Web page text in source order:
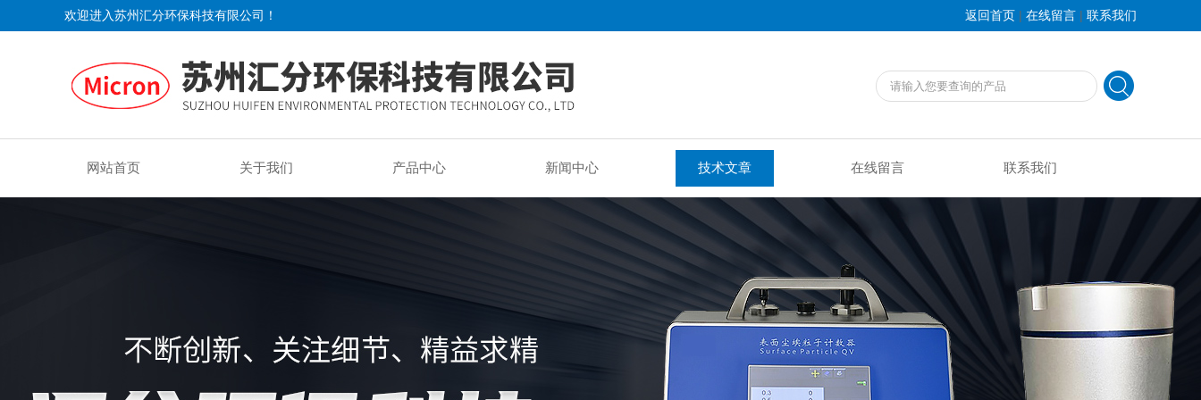
欢迎进入苏州汇分环保科技有限公司！ 返回首页 | 在线留言 | 联系我们
网站首页 关于我们 产品中心 新闻中心 技术文章 在线留言 联系我们